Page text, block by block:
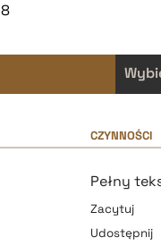
8
CZYNNOŚCI
Pełny
Zacytuj
Udostępnij